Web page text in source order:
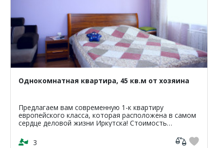
Однокомнатная квартира, 45 кв.м от хозяина
Предлагаем вам современную 1-к квартиру
европейского класса, которая расположена в самом
сердце деловой жизни Иркутска! Стоимость
от сроков и перио...
3